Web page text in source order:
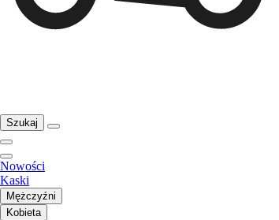
Szukaj
Nowości
Kaski
Mężczyźni
Kobieta